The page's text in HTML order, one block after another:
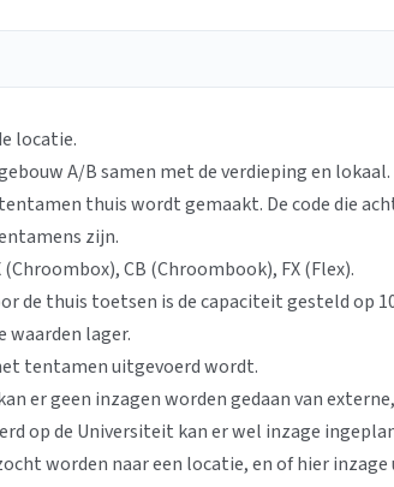
locatie.
A/B samen met de verdieping en lokaal.
thuis wordt gemaakt. De code die
zijn.
(Chroombox), CB (Chroombook), FX (Flex).
de thuis toetsen is de capaciteit gesteld op
waarden lager.
tentamen uitgevoerd wordt.
er geen inzagen worden gedaan van
op de Universiteit kan er wel inzage
worden naar een locatie, en of hier